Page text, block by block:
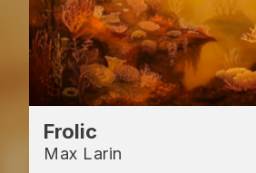
Frolic
Max Larin